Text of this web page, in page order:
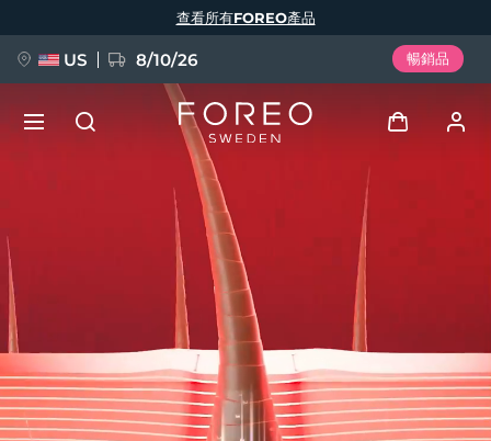
查看所有FOREO產品
US 8/10/26 暢銷品
我的訂單
我的地址
FAQ™ Pure Beauty-Tech Elixir
BREAKING NEWS
Deutsch
Español
Italiano
Português
Polski
Svenska
Русский
Türkçe
简体中文 繁體中文